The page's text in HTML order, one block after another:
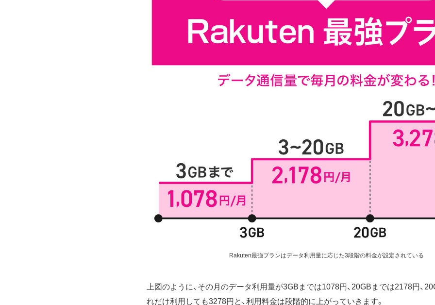
Rakuten最強プランはデータ利用量に応じた3段階の料金が設定されている
上図のように、その月のデータ利用量が3GBまでは1078円、20GBまでは2178円、
れだけ利用しても3278円と、利用料金は段階的に上がっていきます。